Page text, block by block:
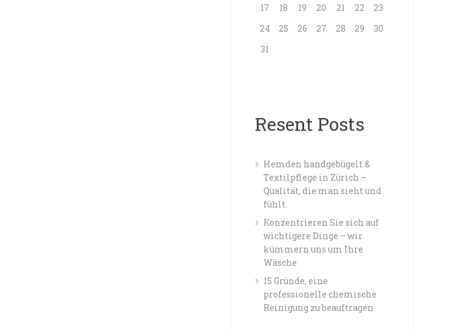
17
18 19 20 21 22
23
24
25 26 27 28 29
30
31
Resent Posts
Hemden handgebügelt &
Textilpflege in Zürich –
Qualität, die man sieht und
fühlt.
Konzentrieren Sie sich auf
wichtigere Dinge – wir
kümmern uns um Ihre
Wäsche
15 Gründe, eine
professionelle chemische
Reinigung zu beauftragen